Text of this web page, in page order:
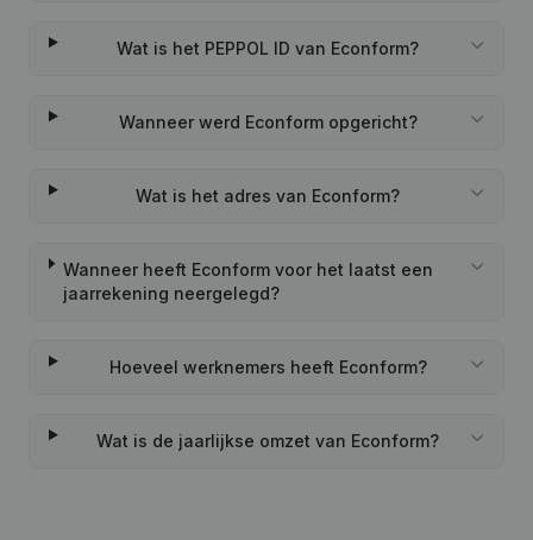
Wat is het PEPPOL ID van Econform?
Wanneer werd Econform opgericht?
Wat is het adres van Econform?
Wanneer heeft Econform voor het laatst een
jaarrekening neergelegd?
Hoeveel werknemers heeft Econform?
Wat is de jaarlijkse omzet van Econform?